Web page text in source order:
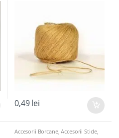
0,49lei
Accesorii Borcane,Accesorii Sticle,